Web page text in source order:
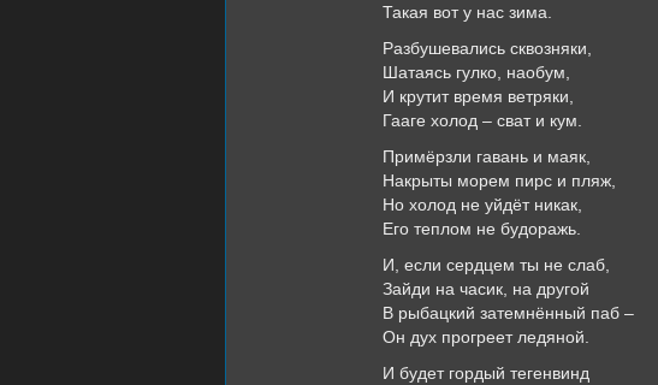
Такая вот у нас зима.
Разбушевались сквозняки,
Шатаясь гулко, наобум,
И крутит время ветряки,
Гааге холод – сват и кум.
Примёрзли гавань и маяк,
Накрыты морем пирс и пляж,
Но холод не уйдёт никак,
Его теплом не будоражь.
И, если сердцем ты не слаб,
Зайди на часик, на другой
В рыбацкий затемнённый паб –
Он дух прогреет ледяной.
И будет гордый тегенвинд